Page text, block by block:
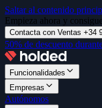
Saltar al contenido
Empieza ahora y
Contacta con Ventas +34
50% de descuento
Funcionalidades
Empresas
Autónomos